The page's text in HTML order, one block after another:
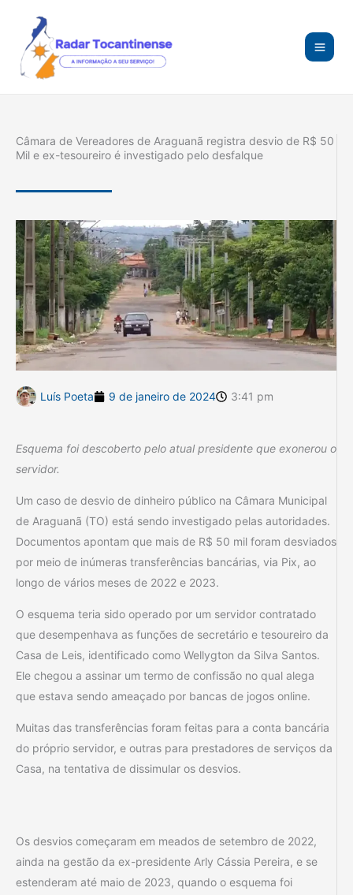
conteúdo
Câmara de Vereadores de Araguanã registra desvio de R$ 50
Mil e ex-tesoureiro é investigado pelo desfalque
Luís Poeta 9 de janeiro de 2024 3:41 pm
Esquema foi descoberto pelo atual presidente que exonerou o
servidor.
Um caso de desvio de dinheiro público na Câmara Municipal
de Araguanã (TO) está sendo investigado pelas autoridades.
Documentos apontam que mais de R$ 50 mil foram desviados
por meio de inúmeras transferências bancárias, via Pix, ao
longo de vários meses de 2022 e 2023.
O esquema teria sido operado por um servidor contratado
que desempenhava as funções de secretário e tesoureiro da
Casa de Leis, identificado como Wellygton da Silva Santos.
Ele chegou a assinar um termo de confissão no qual alega
que estava sendo ameaçado por bancas de jogos online.
Muitas das transferências foram feitas para a conta bancária
do próprio servidor, e outras para prestadores de serviços da
Casa, na tentativa de dissimular os desvios.
Os desvios começaram em meados de setembro de 2022,
ainda na gestão da ex-presidente Arly Cássia Pereira, e se
estenderam até maio de 2023, quando o esquema foi